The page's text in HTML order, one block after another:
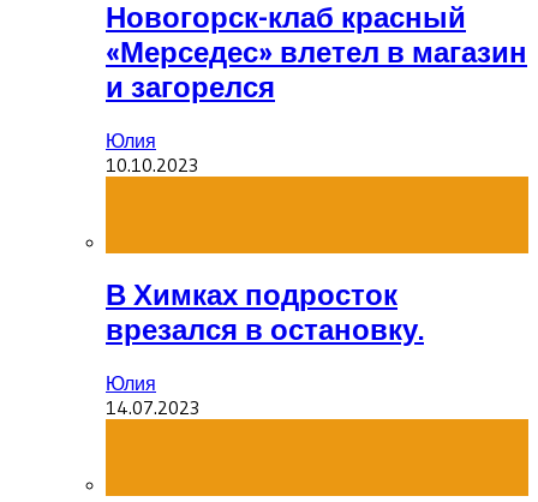
Новогорск-клаб красный
«Мерседес» влетел в магазин
и загорелся
Юлия
10.10.2023
В Химках подросток
врезался в остановку.
Юлия
14.07.2023